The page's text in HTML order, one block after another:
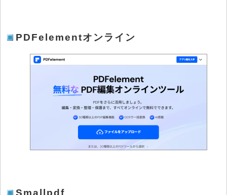
PDFelementオンライン
Smallpdf